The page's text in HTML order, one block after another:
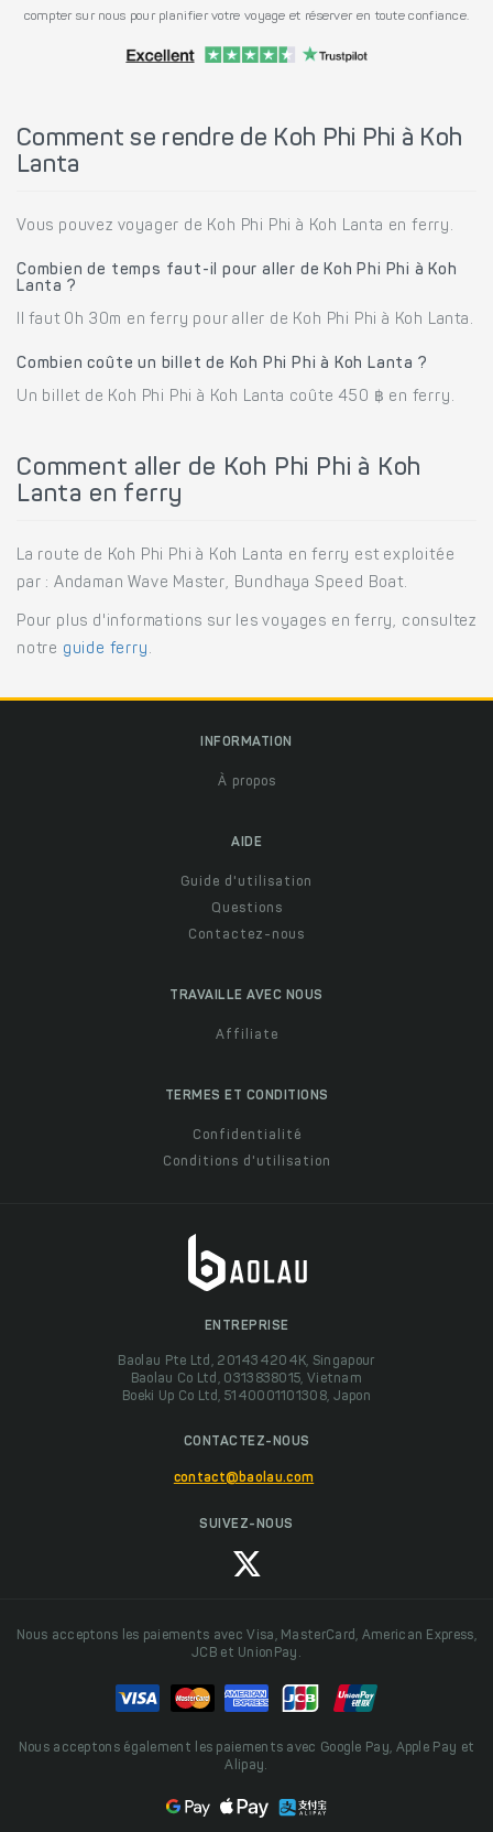
compter sur nous pour planifier votre voyage et réserver en toute confiance.
Comment se rendre de Koh Phi Phi à Koh
Lanta
Vous pouvez voyager de Koh Phi Phi à Koh Lanta en ferry.
Combien de temps faut-il pour aller de Koh Phi Phi à Koh
Lanta ?
Il faut 0h 30m en ferry pour aller de Koh Phi Phi à Koh Lanta.
Combien coûte un billet de Koh Phi Phi à Koh Lanta ?
Un billet de Koh Phi Phi à Koh Lanta coûte 450 ฿ en ferry.
Comment aller de Koh Phi Phi à Koh
Lanta en ferry
La route de Koh Phi Phi à Koh Lanta en ferry est exploitée
par : Andaman Wave Master, Bundhaya Speed Boat.
Pour plus d'informations sur les voyages en ferry, consultez
notre guide ferry .
INFORMATION
À propos
AIDE
Guide d'utilisation
Questions
Contactez-nous
TRAVAILLE AVEC NOUS
Affiliate
TERMES ET CONDITIONS
Confidentialité
Conditions d'utilisation
ENTREPRISE
Baolau Pte Ltd, 201434204K, Singapour
Baolau Co Ltd, 0313838015, Vietnam
Boeki Up Co Ltd, 5140001101308, Japon
CONTACTEZ-NOUS
contact@baolau.com
SUIVEZ-NOUS
Nous acceptons les paiements avec Visa, MasterCard, American Express,
JCB et UnionPay.
Nous acceptons également les paiements avec Google Pay, Apple Pay et
Alipay.